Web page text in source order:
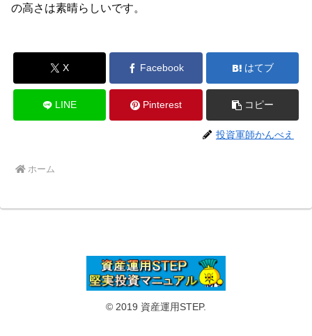
の高さは素晴らしいです。
X Facebook はてブ
LINE Pinterest コピー
投資軍師かんべえ
ホーム
© 2019 資産運用STEP.